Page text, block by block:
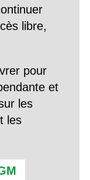
libre,
pour
et
les
les